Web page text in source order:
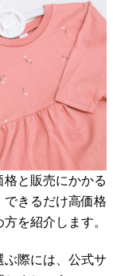
と販売にかかる
きるだけ高価格
を紹介します。
際には、公式サ